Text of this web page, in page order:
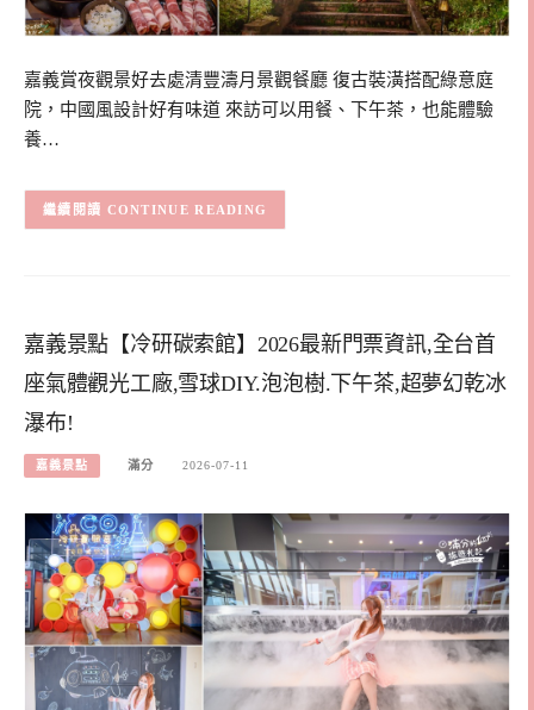
嘉義賞夜觀景好去處清豐濤月景觀餐廳 復古裝潢搭配綠意庭
院，中國風設計好有味道 來訪可以用餐、下午茶，也能體驗
養…
CONTINUE READING
嘉義景點【冷研碳索館】2026最新門票資訊,全台首
座氣體觀光工廠,雪球DIY.泡泡樹.下午茶,超夢幻乾冰
瀑布!
嘉義景點 滿分 2026-07-11